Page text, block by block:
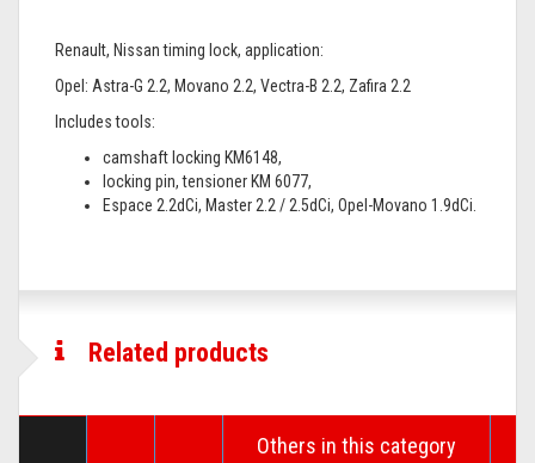
Renault, Nissan timing lock, application:
Opel: Astra-G 2.2, Movano 2.2, Vectra-B 2.2, Zafira 2.2
Includes tools:
camshaft locking KM6148,
locking pin, tensioner KM 6077,
Espace 2.2dCi, Master 2.2 / 2.5dCi, Opel-Movano 1.9dCi.
Related products
Others in this category